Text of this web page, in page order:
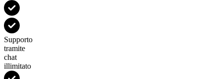
Supporto
tramite
chat
illimitato